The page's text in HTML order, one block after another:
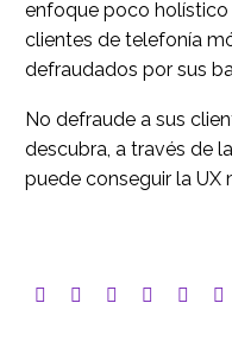
enfoque poco holístico
clientes de telefonía
defraudados por sus
No defraude a sus
descubra, a través de
puede conseguir la UX